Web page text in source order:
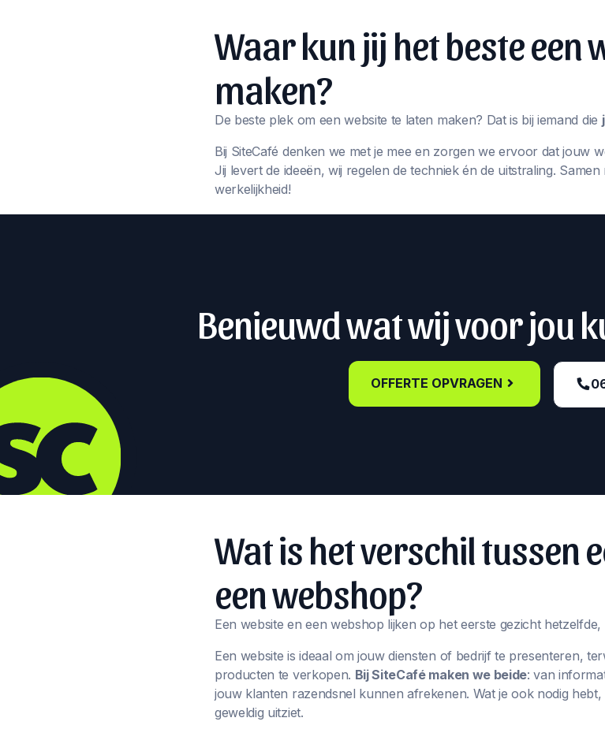
Waar kun jij het beste een
maken?
De beste plek om een website te laten maken? Dat is bij iemand die
Bij SiteCafé denken we met je mee en zorgen we ervoor dat jouw
Jij levert de ideeën, wij regelen de techniek én de uitstraling.
werkelijkheid!
Benieuwd wat wij voor jou
OFFERTE OPVRAGEN
Wat is het verschil tussen
een webshop?
Een website en een webshop lijken op het eerste gezicht
Een website is ideaal om jouw diensten of bedrijf te presenteren,
producten te verkopen. Bij SiteCafé maken we beide: van
jouw klanten razendsnel kunnen afrekenen. Wat je ook nodig
geweldig uitziet.